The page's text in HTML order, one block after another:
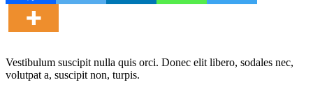
Vestibulum suscipit nulla quis orci. Donec elit libero, sodales nec,
volutpat a, suscipit non, turpis.